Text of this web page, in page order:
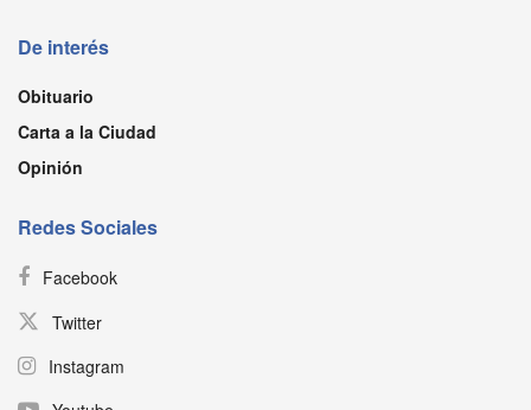
De interés
Obituario
Carta a la Ciudad
Opinión
Redes Sociales
Facebook
Twitter
Instagram